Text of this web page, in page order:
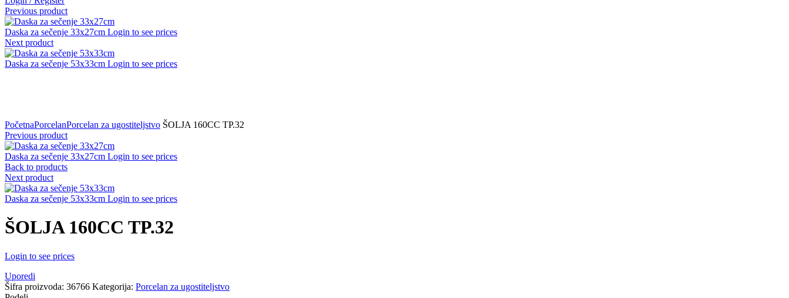
Previous product
Daska za sečenje 33x27cm Login to see prices
Next product
Daska za sečenje 53x33cm Login to see prices
PočetnaPorcelanPorcelan za ugostiteljstvo ŠOLJA 160CC TP.32
Previous product
Daska za sečenje 33x27cm Login to see prices
Back to products
Next product
Daska za sečenje 53x33cm Login to see prices
ŠOLJA 160CC TP.32
Login to see prices
Uporedi
Šifra proizvoda: 36766 Kategorija: Porcelan za ugostiteljstvo